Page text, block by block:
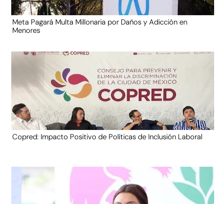
Meta Pagará Multa Millonaria por Daños y Adicción en
Menores
Copred: Impacto Positivo de Políticas de Inclusión Laboral